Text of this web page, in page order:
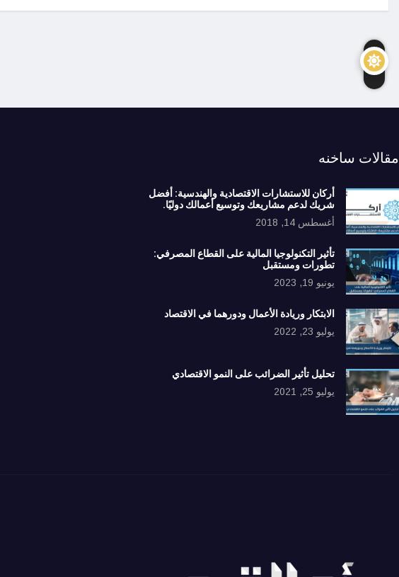
مقالات ساخنه
أركان للاستشارات الاقتصادية والهندسية: أفضل
شريك لدعم مشاريعك وتوسيع أعمالك دوليًا.
أغسطس 14, 2018
تأثير التكنولوجيا المالية على القطاع المصرفي:
تطورات ومستقبل
يونيو 19, 2023
الابتكار وريادة الأعمال ودورهما في الاقتصاد
يوليو 23, 2022
تحليل تأثير الضرائب على النمو الاقتصادي
يوليو 25, 2021